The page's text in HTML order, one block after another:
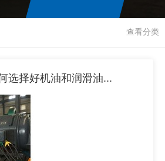
查看分类
选择好机油和润滑油...